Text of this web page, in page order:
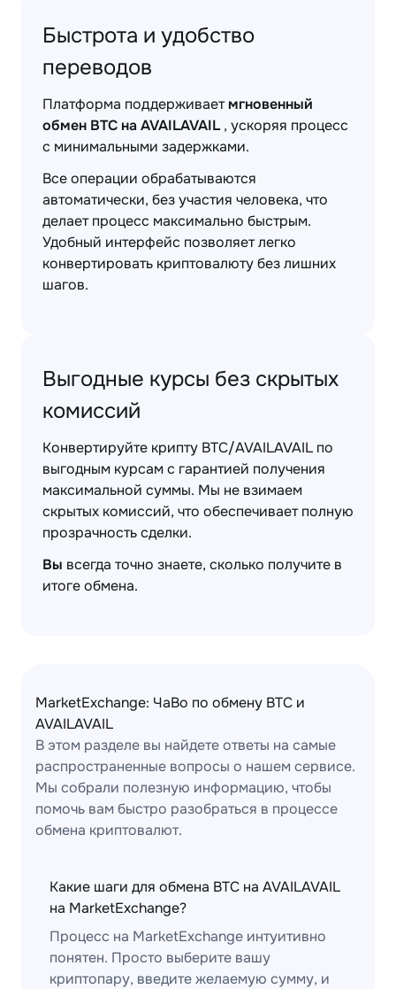
Быстрота и удобство
переводов
Платформа поддерживаетмгновенный
обмен BTC на AVAILAVAIL, ускоряя процесс
с минимальными задержками.
Все операции обрабатываются
автоматически, без участия человека, что
делает процесс максимально быстрым.
Удобный интерфейс позволяет легко
конвертировать криптовалюту без лишних
шагов.
Выгодные курсы без скрытых
комиссий
Конвертируйте крипту BTC/AVAILAVAIL по
выгодным курсам с гарантией получения
максимальной суммы. Мы не взимаем
скрытых комиссий, что обеспечивает полную
прозрачность сделки.
Вы всегда точно знаете, сколько получите в
итоге обмена.
MarketExchange: ЧаВо по обмену BTC и
AVAILAVAIL
В этом разделе вы найдете ответы на самые
распространенные вопросы о нашем сервисе.
Мы собрали полезную информацию, чтобы
помочь вам быстро разобраться в процессе
обмена криптовалют.
Какие шаги для обмена BTC на AVAILAVAIL
на MarketExchange?
Процесс на MarketExchange интуитивно
понятен. Просто выберите вашу
криптопару, введите желаемую сумму, и